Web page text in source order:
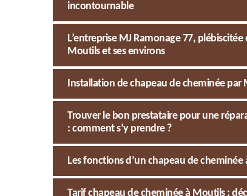
incontournable
L’entreprise MJ Ramonage 77,
Moutils et ses environs
Installation de chapeau de cheminée par
Trouver le bon prestataire pour une
: comment s’y prendre ?
Les fonctions d’un chapeau de
Tarif chapeau de cheminée à Moutils :